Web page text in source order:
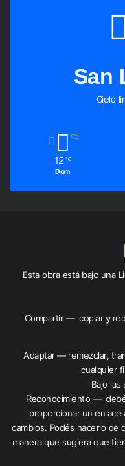
San
Cielo
12 ℃
Dom
Esta obra está bajo una
Compartir — copiar y
Adaptar — remezclar,
cualquier
Bajo
Reconocimiento —
proporcionar un enlace
cambios. Podés hacerlo de
manera que sugiera que